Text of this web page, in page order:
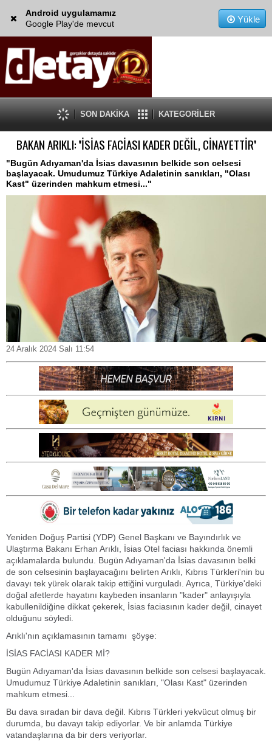
Android uygulamamız
Google Play'de mevcut
Yükle
SON DAKİKA KATEGORİLER
BAKAN ARIKLI: ''İSİAS FACİASI KADER DEĞİL, CİNAYETTİR''
"Bugün Adıyaman'da İsias davasının belkide son celsesi
başlayacak. Umudumuz Türkiye Adaletinin sanıkları, "Olası
Kast" üzerinden mahkum etmesi..."
24 Aralık 2024 Salı 11:54
Yeniden Doğuş Partisi (YDP) Genel Başkanı ve Bayındırlık ve
Ulaştırma Bakanı Erhan Arıklı, İsias Otel faciası hakkında önemli
açıklamalarda bulundu. Bugün Adıyaman'da İsias davasının belki
de son celsesinin başlayacağını belirten Arıklı, Kıbrıs Türkleri'nin bu
davayı tek yürek olarak takip ettiğini vurguladı. Ayrıca, Türkiye'deki
doğal afetlerde hayatını kaybeden insanların "kader" anlayışıyla
kabullenildiğine dikkat çekerek, İsias faciasının kader değil, cinayet
olduğunu söyledi.
Arıklı'nın açıklamasının tamamı şöyşe:
İSİAS FACİASI KADER Mİ?
Bugün Adıyaman'da İsias davasının belkide son celsesi başlayacak.
Umudumuz Türkiye Adaletinin sanıkları, "Olası Kast" üzerinden
mahkum etmesi...
Bu dava sıradan bir dava değil. Kıbrıs Türkleri yekvücut olmuş bir
durumda, bu davayı takip ediyorlar. Ve bir anlamda Türkiye
vatandaşlarına da bir ders veriyorlar.